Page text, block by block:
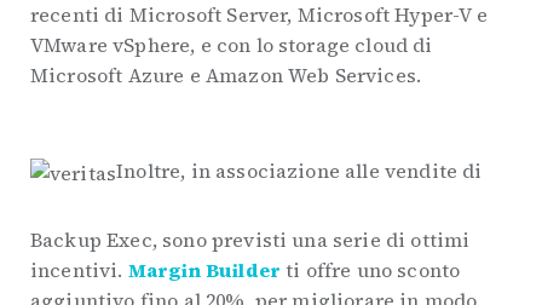
recenti di Microsoft Server, Microsoft Hyper-V e
VMware vSphere, e con lo storage cloud di
Microsoft Azure e Amazon Web Services.
Inoltre, in associazione alle vendite di
Backup Exec, sono previsti una serie di ottimi
incentivi. Margin Builder ti offre uno sconto